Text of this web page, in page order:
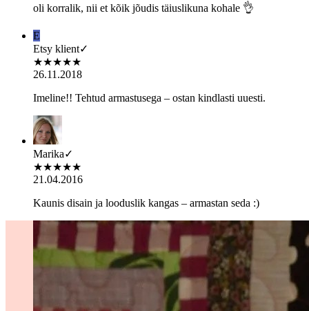
oli korralik, nii et kõik jõudis täiuslikuna kohale 👌
E
Etsy klient✓
★★★★★
26.11.2018
Imeline!! Tehtud armastusega – ostan kindlasti uuesti.
Marika✓
★★★★★
21.04.2016
Kaunis disain ja looduslik kangas – armastan seda :)